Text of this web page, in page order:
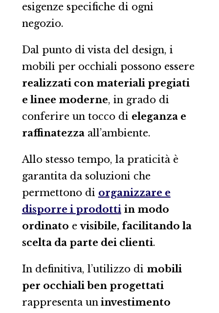
esigenze specifiche di ogni
negozio.
Dal punto di vista del design, i
mobili per occhiali possono essere
realizzati con materiali pregiati
e linee moderne, in grado di
conferire un tocco di eleganza e
raffinatezzaall’ambiente.
Allo stesso tempo, la praticità è
garantita da soluzioni che
permettono di organizzare e
disporre i prodotti in modo
ordinato evisibile, facilitando la
scelta da parte dei clienti.
In definitiva, l’utilizzo di mobili
per occhiali ben progettati
rappresenta uninvestimento